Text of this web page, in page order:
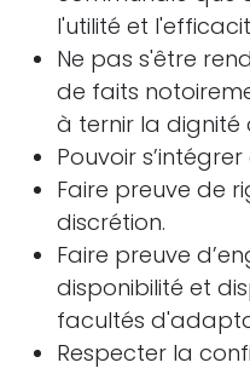
l'utilité et
Ne pas s'être
de faits
à ternir la dignité
Pouvoir
Faire preuve de
discrétion.
Faire preuve
disponibilité et
facultés
Respecter la